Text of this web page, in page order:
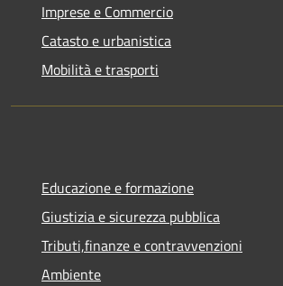
Imprese e Commercio
Catasto e urbanistica
Mobilità e trasporti
Educazione e formazione
Giustizia e sicurezza pubblica
Tributi,finanze e contravvenzioni
Ambiente